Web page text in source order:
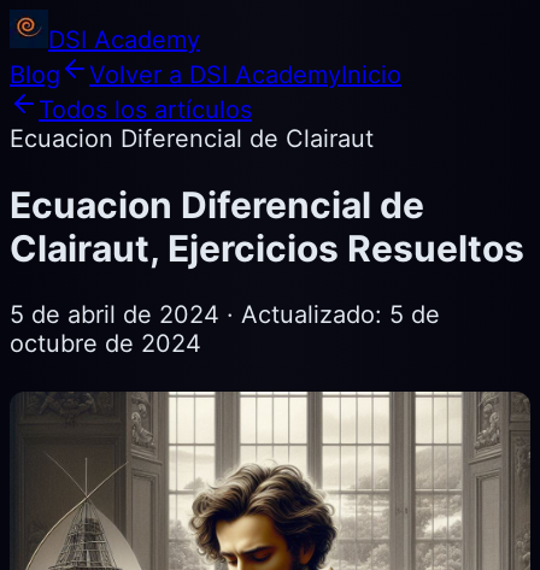
DSI Academy
Blog
Volver a DSI AcademyInicio
Todos los artículos
Ecuacion Diferencial de Clairaut
Ecuacion Diferencial de
Clairaut, Ejercicios Resueltos
5 de abril de 2024 · Actualizado: 5 de
octubre de 2024